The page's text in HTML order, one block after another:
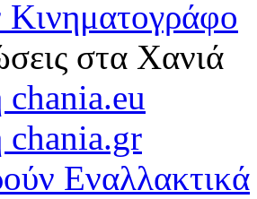
Κινηματογράφο
στα Χανιά
chania.eu
chania.gr
Εναλλακτικά